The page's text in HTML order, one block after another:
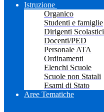
Istruzione
Organico
Studenti e famiglie
Dirigenti Scolastici
Docenti/PED
Personale ATA
Ordinamenti
Elenchi Scuole
Scuole non Statali
Esami di Stato
Aree Tematiche